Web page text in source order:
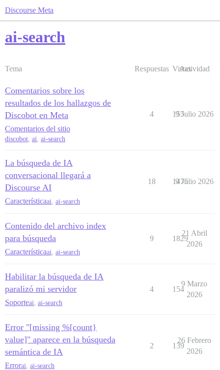
Discourse Meta
ai-search
Tema Respuestas Vistas
Actividad
Comentarios sobre los
resultados de los hallazgos de
Discobot en Meta
Comentarios del sitio
discobot, ai, ai-search
4 155
9 Julio 2026
La búsqueda de IA
conversacional llegará a
Discourse AI
Característicaai ai-search
18 1475
9 Julio 2026
Contenido del archivo index
para búsqueda
Característicaai ai-search
9 1829
21 Abril
2026
Habilitar la búsqueda de IA
paralizó mi servidor
Soporteai ai-search
4 154
9 Marzo
2026
Error "[missing %[count}
value]" aparece en la búsqueda
semántica de IA
Errorai ai-search
2 139
26 Febrero
2026